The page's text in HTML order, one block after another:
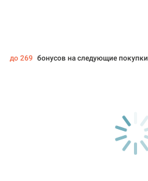
до 269 бонусов на следующие покупки